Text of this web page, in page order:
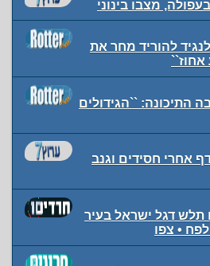
מצבו בינוני
להוריד מחר את
התיכונה: ``הגידולים
אחרי חסידים וגנב
דגל ישראל בעיר
• צפו